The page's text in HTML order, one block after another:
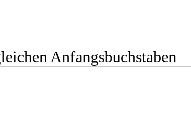
Anfangsbuchstaben